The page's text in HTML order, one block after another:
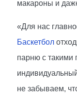
макароны и
«Для нас
Баскетбол
парню с такими
не забываем,